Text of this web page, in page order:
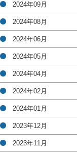
2024年09月
2024年08月
2024年06月
2024年05月
2024年04月
2024年02月
2024年01月
2023年12月
2023年11月